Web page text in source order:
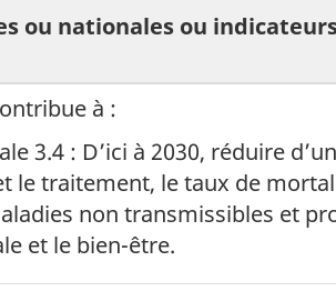
ou nationales ou
à :
3.4 : D’ici à 2030, réduire
le traitement, le taux de
non transmissibles et
et le bien-être.